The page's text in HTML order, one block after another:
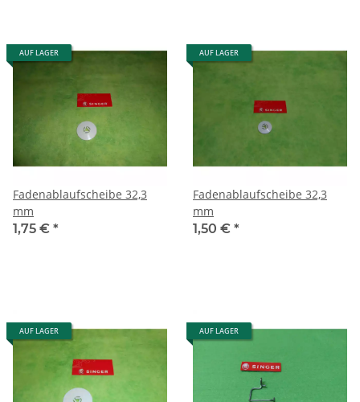
AUF LAGER
Fadenablaufscheibe 32,3
mm
1,75 € *
AUF LAGER
Fadenablaufscheibe 32,3
mm
1,50 € *
AUF LAGER AUF LAGER